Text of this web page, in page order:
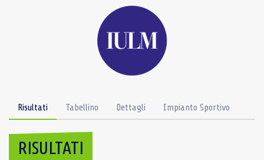
Risultati Tabellino Dettagli Impianto Sportivo
RISULTATI